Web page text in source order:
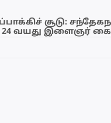
சூடு:
வயது இளைஞர்